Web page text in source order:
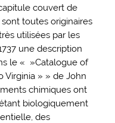
couvert de
toutes originaires
utilisées par les
une description
le « »Catalogue of
Virginia » » de John
chimiques ont
biologiquement
des